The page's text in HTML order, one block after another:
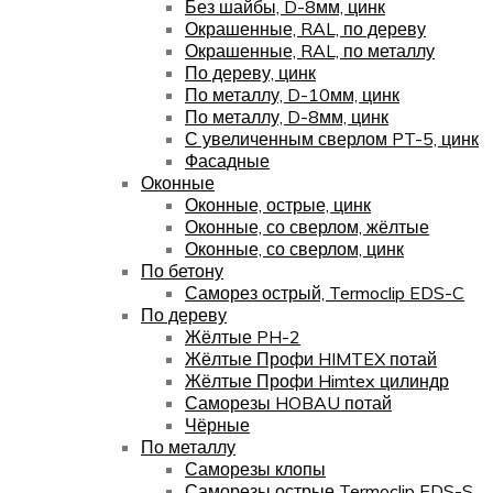
Без шайбы, D-8мм, цинк
Окрашенные, RAL, по дереву
Окрашенные, RAL, по металлу
По дереву, цинк
По металлу, D-10мм, цинк
По металлу, D-8мм, цинк
С увеличенным сверлом PT-5, цинк
Фасадные
Оконные
Оконные, острые, цинк
Оконные, со сверлом, жёлтые
Оконные, со сверлом, цинк
По бетону
Саморез острый, Termoclip EDS-C
По дереву
Жёлтые PH-2
Жёлтые Профи HIMTEX потай
Жёлтые Профи Himtex цилиндр
Саморезы HOBAU потай
Чёрные
По металлу
Саморезы клопы